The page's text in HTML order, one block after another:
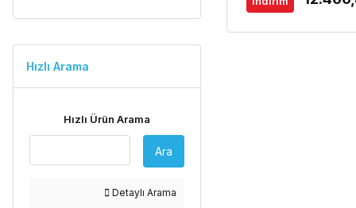
Hızlı Arama
Hızlı Ürün Arama
Ara
Detaylı Arama